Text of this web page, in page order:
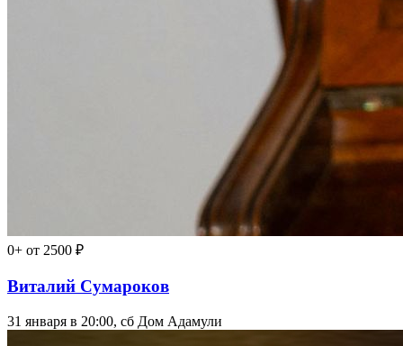
0+ от 2500 ₽
Виталий Сумароков
31 января в 20:00, сб Дом Адамули